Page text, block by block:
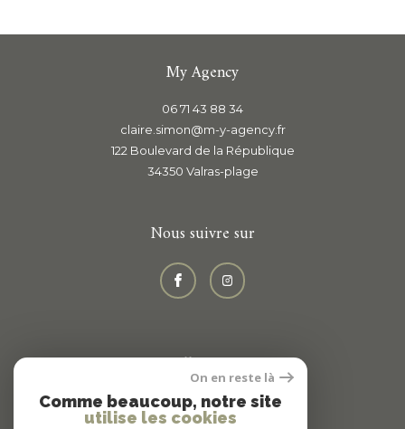
My Agency
06 71 43 88 34
claire.simon@m-y-agency.fr
122 Boulevard de la République
34350
valras-plage
Nous suivre sur
Adhérents
On en reste là
Comme beaucoup, notre site
utilise les cookies